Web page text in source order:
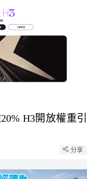
H3開放權重引
分享